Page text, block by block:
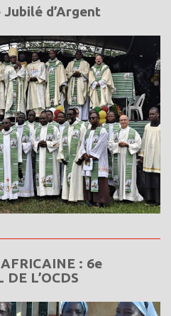
d’Argent
: 6e
L’OCDS